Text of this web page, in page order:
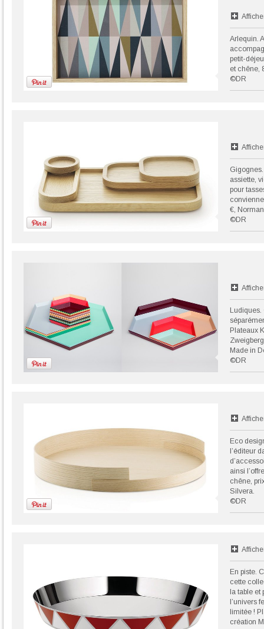
Arlequin.
petit-
et chêne,
©DR
assiette,
pour
€,
©DR
Plateaux
Made in
©DR
Eco
l’éditeur
ainsi
chêne,
Silvera.
©DR
En piste.
cette
la table
l’univers
limitée !
création